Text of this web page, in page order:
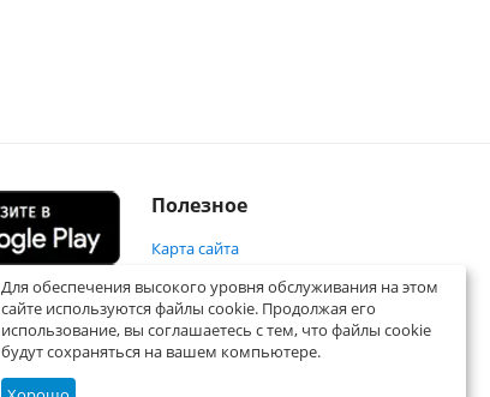
Полезное
Карта сайта
Для обеспечения высокого уровня обслуживания на этом
сайте используются файлы cookie. Продолжая его
использование, вы соглашаетесь с тем, что файлы cookie
будут сохраняться на вашем компьютере.